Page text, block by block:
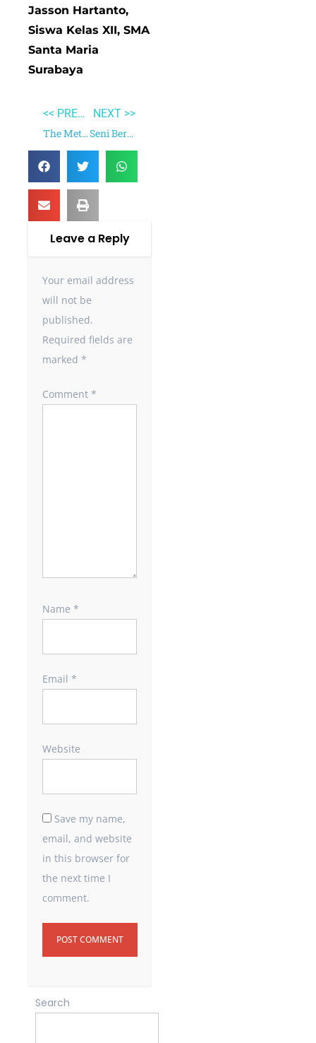
Jasson Hartanto,
Siswa Kelas XII, SMA
Santa Maria
Surabaya
<< PREVIOUS
The Metamorphosis
NEXT >>
Seni Bersikap Bodo Amat
Leave a Reply
Your email address
will not be
published.
Required fields are
marked *
Comment *
Name *
Email *
Website
Save my name,
email, and website
in this browser for
the next time I
comment.
Search